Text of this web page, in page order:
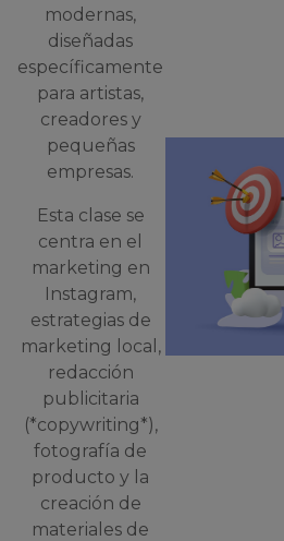
modernas,
diseñadas
específicamente
para artistas,
creadores y
pequeñas
empresas.
Esta clase se
centra en el
marketing en
Instagram,
estrategias de
marketing local,
redacción
publicitaria
(*copywriting*),
fotografía de
producto y la
creación de
materiales de